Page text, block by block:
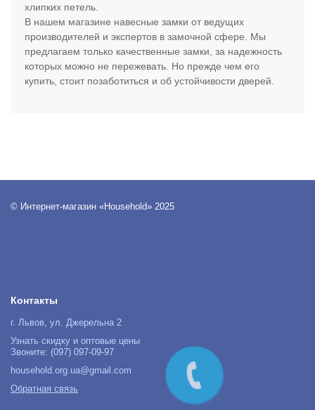
хлипких петель.
В нашем магазине навесные замки от ведущих
производителей и экспертов в замочной сфере. Мы
предлагаем только качественные замки, за надежность
которых можно не пережевать. Но прежде чем его
купить, стоит позаботиться и об устойчивости дверей.
© Интернет-магазин «Household» 2025
Контакты
г. Львов, ул. Джерельна 2
Узнать скидку и оптовые цены
Звоните: (097) 097-09-97
household.org.ua@gmail.com
Обратная связь